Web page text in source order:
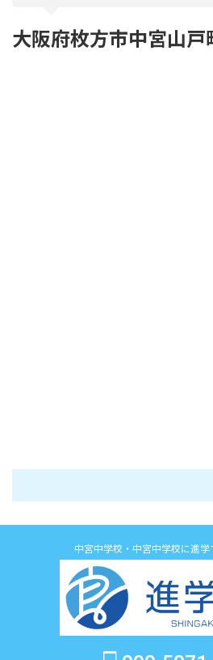
大阪府枚方市中宮山
中宮中学校・中宮中学校に進